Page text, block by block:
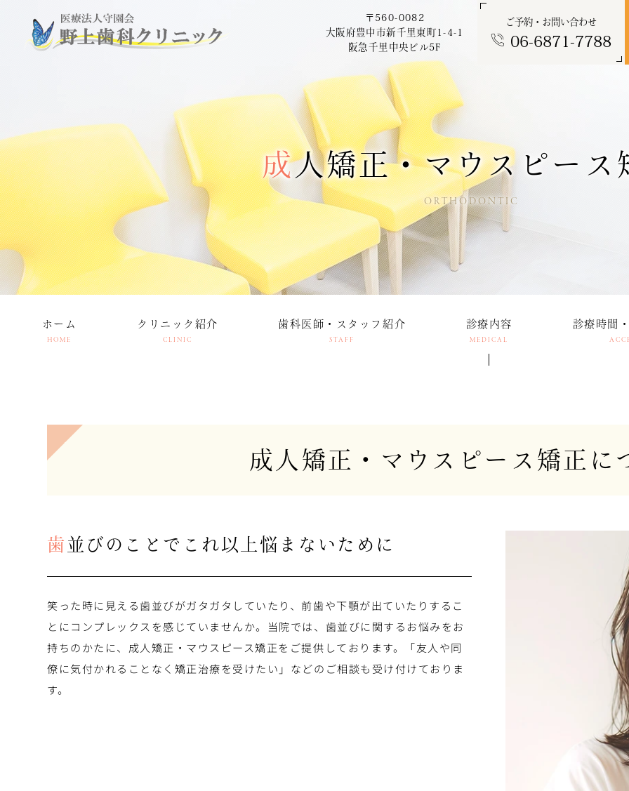
〒560-0082
大阪府豊中市新千里東町1-4-1
阪急千里中央ビル5F
ご予約・お問い合わせ
06-6871-7788
成人矯正・マウスピース
ORTHODONTIC
ホーム
HOME
クリニック紹介
CLINIC
歯科医師・スタッフ紹介
STAFF
診療内容
MEDICAL
診療時間
成人矯正・マウスピース矯正に
歯並びのことで これ以上悩まないために
笑った時に見える歯並びがガタガタしていたり、前歯や下顎が出ていたりするこ
とにコンプレックスを感じていませんか。当院では、歯並びに関するお悩みをお
持ちのかたに、成人矯正・マウスピース矯正をご提供しております。「友人や同
僚に気付かれることなく矯正治療を受けたい」などのご相談も受け付けておりま
す。